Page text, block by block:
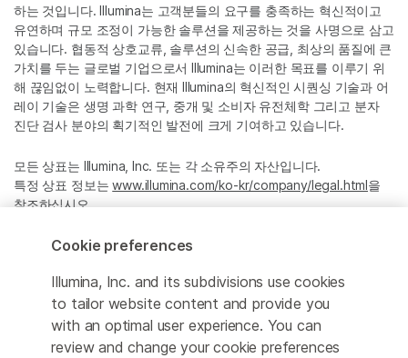
하는 것입니다. Illumina는 고객분들의 요구를 충족하는 혁신적이고
유연하며 규모 조정이 가능한 솔루션을 제공하는 것을 사명으로 삼고
있습니다. 협동적 상호교류, 솔루션의 신속한 공급, 최상의 품질에 큰
가치를 두는 글로벌 기업으로서 Illumina는 이러한 목표를 이루기 위
해 끊임없이 노력합니다. 현재 Illumina의 혁신적인 시퀀싱 기술과 어
레이 기술은 생명 과학 연구, 중개 및 소비자 유전체학 그리고 분자
진단 검사 분야의 획기적인 발전에 크게 기여하고 있습니다.
모든 상표는 Illumina, Inc. 또는 각 소유주의 자산입니다.
특정 상표 정보는www.illumina.com/ko-kr/company/legal.html을
참조하십시오.
Privacy Policy
Cookie preferences
Illumina, Inc. and its subdivisions use cookies
to tailor website content and provide you
with an optimal user experience. You can
review and change your cookie preferences